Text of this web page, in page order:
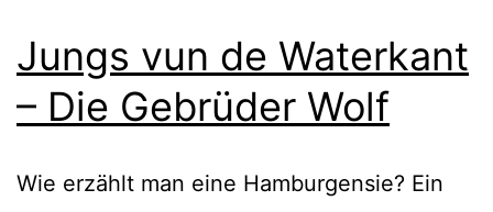
Jungs vun de Waterkant
– Die Gebrüder Wolf
Wie erzählt man eine Hamburgensie? Ein